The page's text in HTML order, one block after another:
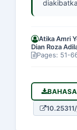
Atika Amri
Dian Roza
Pages: 51-
BAHASA